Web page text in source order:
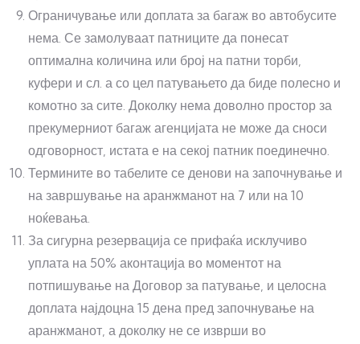
Ограничување или доплата за багаж во автобусите
нема. Се замолуваат патниците да понесат
оптимална количина или број на патни торби,
куфери и сл. а со цел патувањето да биде полесно и
комотно за сите. Доколку нема доволно простор за
прекумерниот багаж агенцијата не може да сноси
одговорност, истата е на секој патник поединечно.
Термините во табелите се денови на започнување и
на завршување на аранжманот на 7 или на 10
ноќевања.
За сигурна резервација се прифаќа исклучиво
уплата на 50% аконтација во моментот на
потпишување на Договор за патување, и целосна
доплата најдоцна 15 дена пред започнување на
аранжманот, а доколку не се изврши во